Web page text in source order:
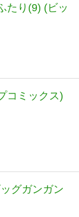
たり(9) (ビッ
コミックス)
グガンガン